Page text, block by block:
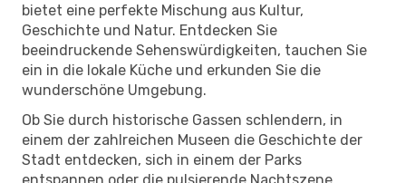
bietet eine perfekte Mischung aus Kultur,
Geschichte und Natur. Entdecken Sie
beeindruckende Sehenswürdigkeiten, tauchen Sie
ein in die lokale Küche und erkunden Sie die
wunderschöne Umgebung.
Ob Sie durch historische Gassen schlendern, in
einem der zahlreichen Museen die Geschichte der
Stadt entdecken, sich in einem der Parks